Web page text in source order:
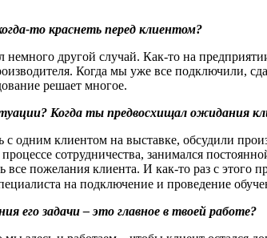
то краснеть перед клиентом?
другой случай. Как-то на
Когда мы уже все подключили,
решает многое.
Когда ты предвосхищал ожидания
с одним клиентом на выставке, обсудили
сотрудничества, занимался
все пожелания клиента. И как-то раз с
на подключение и проведение
его задачи – это главное в твоей работе?